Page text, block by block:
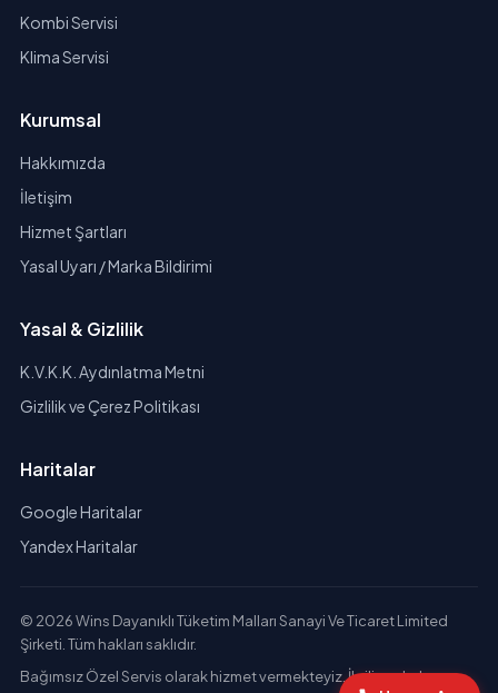
Kombi Servisi
Klima Servisi
Kurumsal
Hakkımızda
İletişim
Hizmet Şartları
Yasal Uyarı / Marka Bildirimi
Yasal & Gizlilik
K.V.K.K. Aydınlatma Metni
Gizlilik ve Çerez Politikası
Haritalar
Google Haritalar
Yandex Haritalar
© 2026 Wins Dayanıklı Tüketim Malları Sanayi Ve Ticaret Limited
Şirketi. Tüm hakları saklıdır.
Bağımsız Özel Servis olarak hizmet vermekteyiz. İlgili markaların